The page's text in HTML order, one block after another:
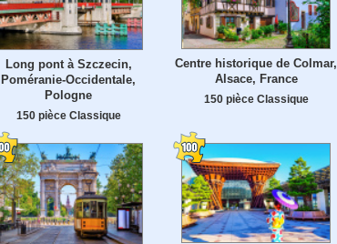
Long pont à Szczecin,
Poméranie-Occidentale,
Pologne
150 pièce Classique
Centre historique de Colmar,
Alsace, France
150 pièce Classique